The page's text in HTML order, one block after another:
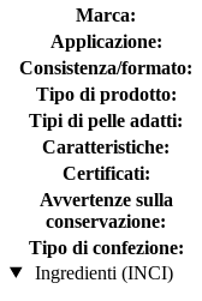
Marca:
Applicazione:
Consistenza/formato:
Tipo di prodotto:
Tipi di pelle adatti:
Caratteristiche:
Certificati:
Avvertenze sulla
conservazione:
Tipo di confezione:
Ingredienti (INCI)